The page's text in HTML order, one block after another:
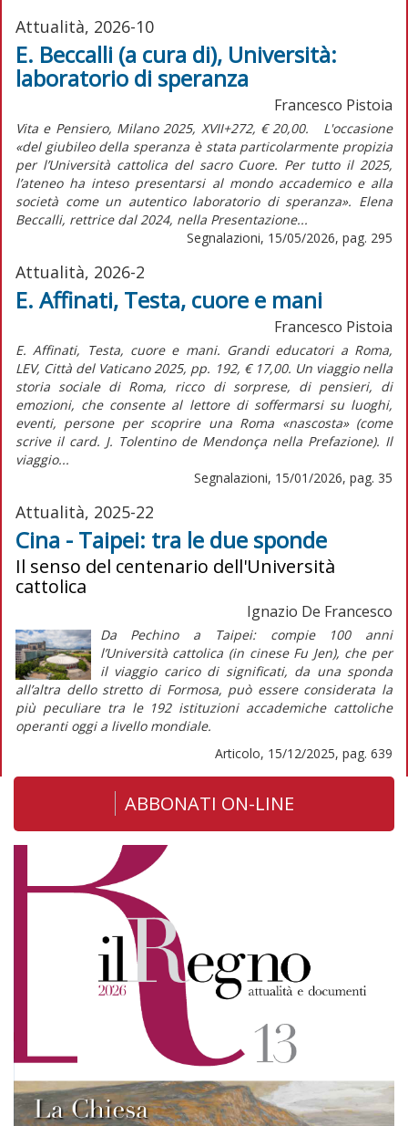
Attualità, 2026-10
E. Beccalli (a cura di), Università:
laboratorio di speranza
Francesco Pistoia
Vita e Pensiero, Milano 2025, XVII+272, € 20,00. L'occasione
«del giubileo della speranza è stata particolarmente propizia
per l’Università cattolica del sacro Cuore. Per tutto il 2025,
l’ateneo ha inteso presentarsi al mondo accademico e alla
società come un autentico laboratorio di speranza». Elena
Beccalli, rettrice dal 2024, nella Presentazione...
Segnalazioni, 15/05/2026, pag. 295
Attualità, 2026-2
E. Affinati, Testa, cuore e mani
Francesco Pistoia
E. Affinati, Testa, cuore e mani. Grandi educatori a Roma,
LEV, Città del Vaticano 2025, pp. 192, € 17,00. Un viaggio nella
storia sociale di Roma, ricco di sorprese, di pensieri, di
emozioni, che consente al lettore di soffermarsi su luoghi,
eventi, persone per scoprire una Roma «nascosta» (come
scrive il card. J. Tolentino de Mendonça nella Prefazione). Il
viaggio...
Segnalazioni, 15/01/2026, pag. 35
Attualità, 2025-22
Cina - Taipei: tra le due sponde
Il senso del centenario dell'Università
cattolica
Ignazio De Francesco
Da Pechino a Taipei: compie 100 anni
l’Università cattolica (in cinese Fu Jen), che per
il viaggiocarico di significati, da una sponda
all’altra dello stretto di Formosa, può essere considerata la
più peculiare tra le 192 istituzioni accademiche cattoliche
operanti oggi a livello mondiale.
Articolo, 15/12/2025, pag. 639
ABBONATI ON-LINE